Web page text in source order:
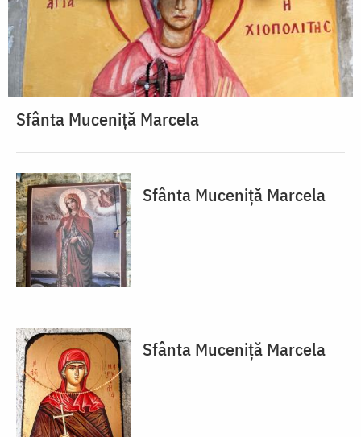
Sfânta Muceniță Marcela
Sfânta Muceniță Marcela
Sfânta Muceniță Marcela